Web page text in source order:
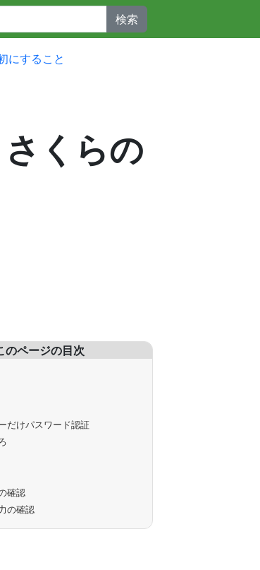
検索
にすること
くらの
のページの目次
だけパスワード認証
確認
の確認